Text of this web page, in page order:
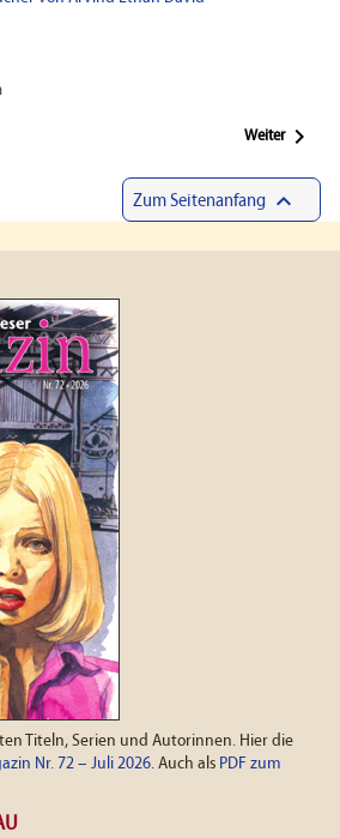
Weiter
Zum Seitenanfang 
Titeln, Serien und Autorinnen. Hier die
Nr. 72 – Juli 2026. Auch als PDF zum